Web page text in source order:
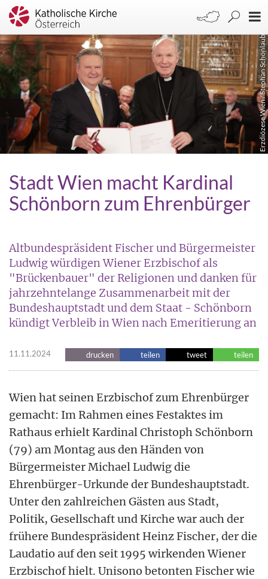
Erzdiözese Wien / Stephan Schönlaub
Stadt Wien macht Kardinal
Schönborn zum Ehrenbürger
Altbundespräsident Fischer und Bürgermeister
Ludwig würdigen Wiener Erzbischof als
"Brückenbauer" der Religionen und danken für
jahrzehntelange Zusammenarbeit mit der
Bundeshauptstadt und dem Staat - Schönborn
kündigt Verbleib in Wien nach Emeritierung an
11.11.2024 drucken teilen tweet teilen
Wien hat seinen Erzbischof zum Ehrenbürger
gemacht: Im Rahmen eines Festaktes im
Rathaus erhielt Kardinal Christoph Schönborn
(79) am Montag aus den Händen von
Bürgermeister Michael Ludwig die
Ehrenbürger-Urkunde der Bundeshauptstadt.
Unter den zahlreichen Gästen aus Stadt,
Politik, Gesellschaft und Kirche war auch der
frühere Bundespräsident Heinz Fischer, der die
Laudatio auf den seit 1995 wirkenden Wiener
Erzbischof hielt. Unisono betonten Fischer wie